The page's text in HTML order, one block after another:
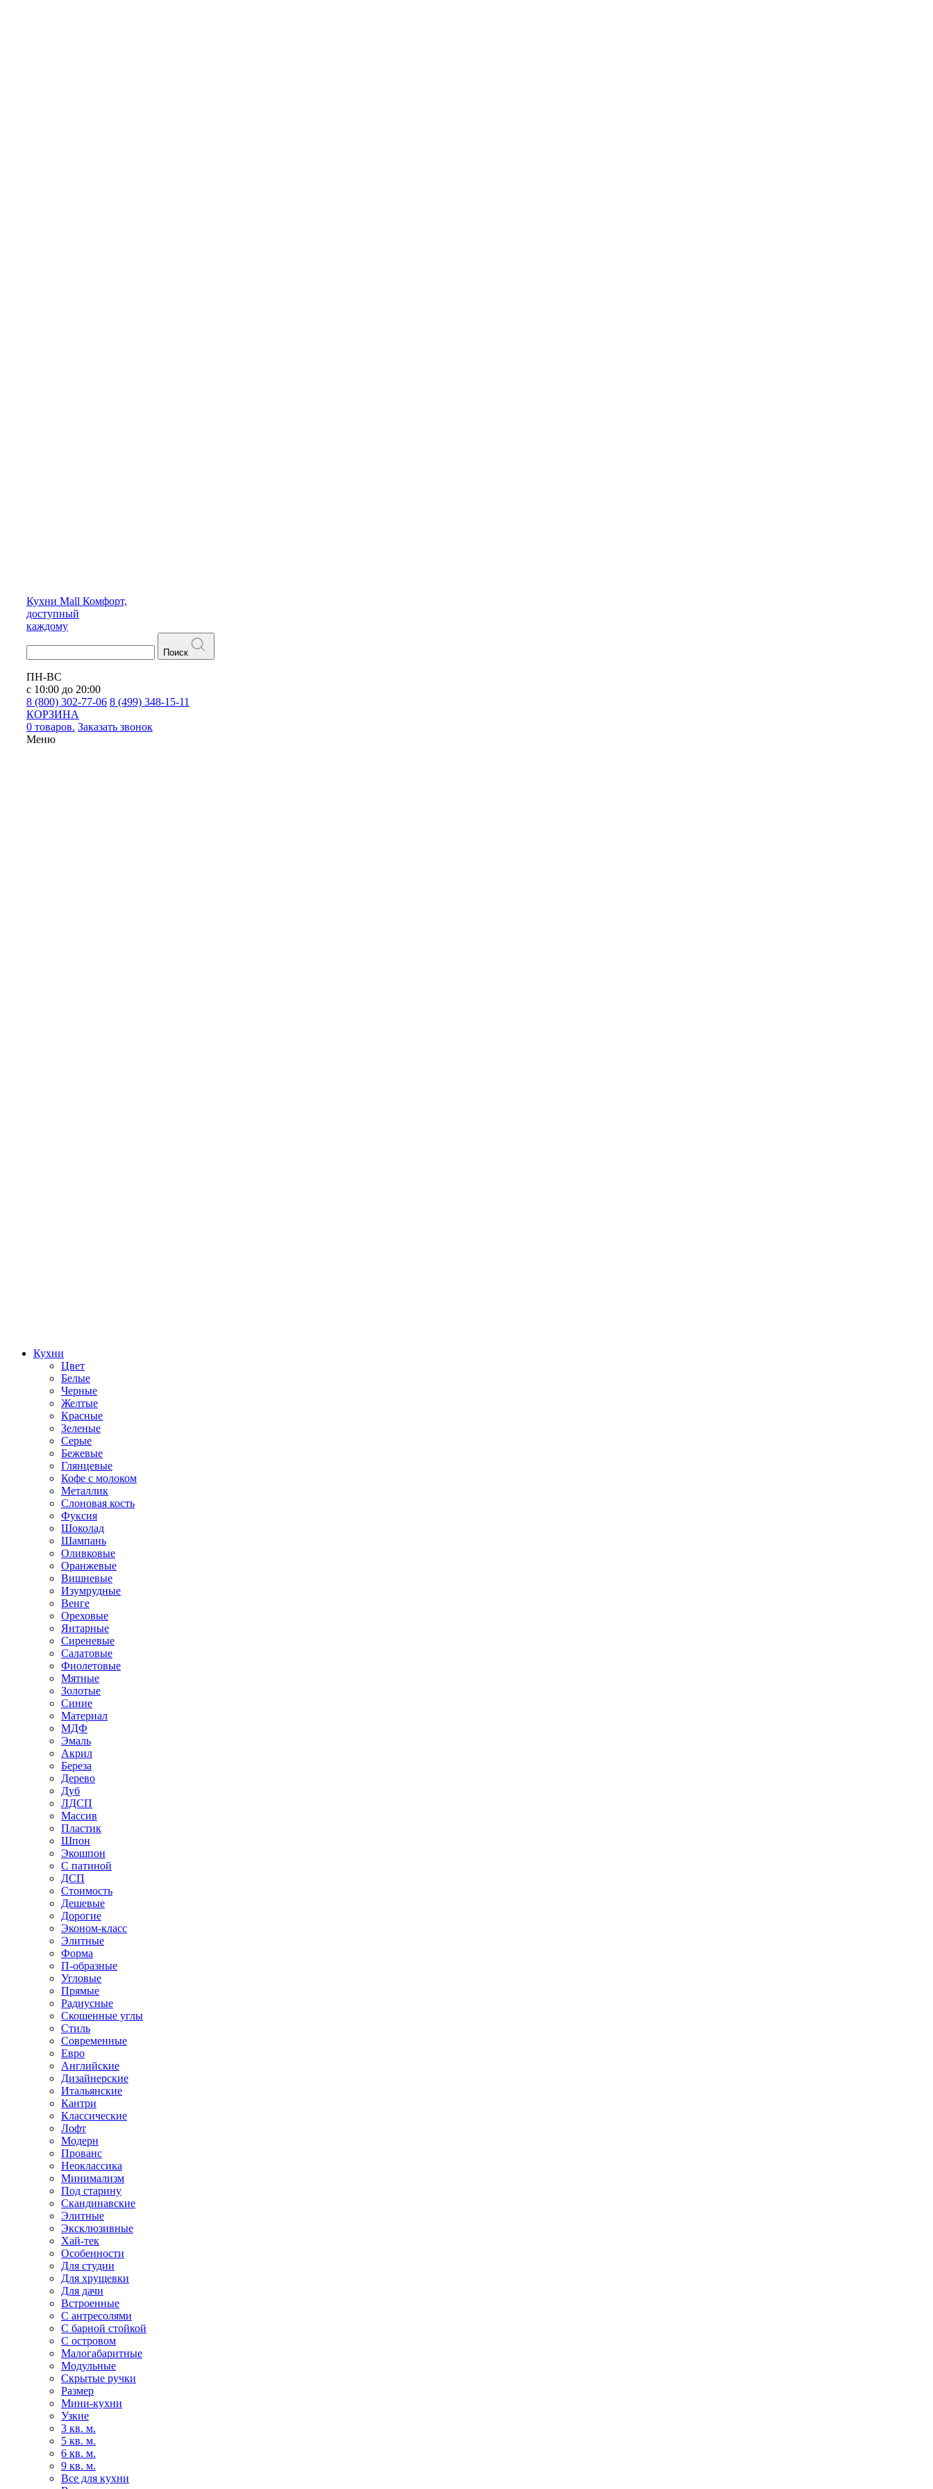
Кухни Mall Комфорт,
доступный
каждому
Поиск
ПН-ВС
с 10:00 до 20:00
8 (800) 302-77-06 8 (499) 348-15-11
КОРЗИНА
0 товаров. Заказать звонок
Меню
Кухни
Цвет
Белые
Черные
Желтые
Красные
Зеленые
Серые
Бежевые
Глянцевые
Кофе с молоком
Металлик
Слоновая кость
Фуксия
Шоколад
Шампань
Оливковые
Оранжевые
Вишневые
Изумрудные
Венге
Ореховые
Янтарные
Сиреневые
Салатовые
Фиолетовые
Мятные
Золотые
Синие
Материал
МДФ
Эмаль
Акрил
Береза
Дерево
Дуб
ЛДСП
Массив
Пластик
Шпон
Экошпон
С патиной
ДСП
Стоимость
Дешевые
Дорогие
Эконом-класс
Элитные
Форма
П-образные
Угловые
Прямые
Радиусные
Скошенные углы
Стиль
Современные
Евро
Английские
Дизайнерские
Итальянские
Кантри
Классические
Лофт
Модерн
Прованс
Неоклассика
Минимализм
Под старину
Скандинавские
Элитные
Эксклюзивные
Хай-тек
Особенности
Для студии
Для хрущевки
Для дачи
Встроенные
С антресолями
С барной стойкой
С островом
Малогабаритные
Модульные
Скрытые ручки
Размер
Мини-кухни
Узкие
3 кв. м.
5 кв. м.
6 кв. м.
9 кв. м.
Все для кухни